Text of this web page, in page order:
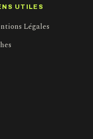
UTILES
Légales